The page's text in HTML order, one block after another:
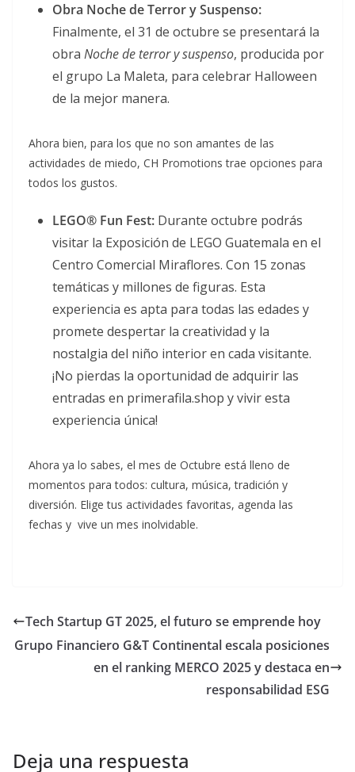
Obra Noche de Terror y Suspenso:
Finalmente, el 31 de octubre se presentará la
obra Noche de terror y suspenso, producida por
el grupo La Maleta, para celebrar Halloween
de la mejor manera.
Ahora bien, para los que no son amantes de las
actividades de miedo, CH Promotions trae opciones para
todos los gustos.
LEGO® Fun Fest: Durante octubre podrás
visitar la Exposición de LEGO Guatemala en el
Centro Comercial Miraflores. Con 15 zonas
temáticas y millones de figuras. Esta
experiencia es apta para todas las edades y
promete despertar la creatividad y la
nostalgia del niño interior en cada visitante.
¡No pierdas la oportunidad de adquirir las
entradas en primerafila.shop y vivir esta
experiencia única!
Ahora ya lo sabes, el mes de Octubre está lleno de
momentos para todos: cultura, música, tradición y
diversión. Elige tus actividades favoritas, agenda las
fechas y vive un mes inolvidable.
Tech Startup GT 2025, el futuro se emprende hoy
Grupo Financiero G&T Continental escala posiciones
en el ranking MERCO 2025 y destaca en
responsabilidad ESG
Deja una respuesta